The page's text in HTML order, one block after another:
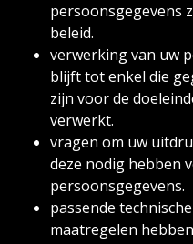
persoonsgegevens
beleid.
verwerking van uw
blijft tot enkel die
zijn voor de
verwerkt.
vragen om uw
deze nodig hebben
persoonsgegevens.
passende
maatregelen